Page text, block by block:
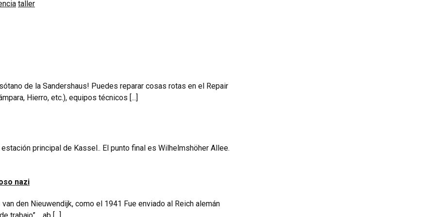
taller
de la Sandershaus! Puedes reparar cosas rotas en el Repair
Hierro, etc.), equipos técnicos [...]
principal de Kassel.. El punto final es Wilhelmshöher Allee.
nazi
den Nieuwendijk, como el 1941 Fue enviado al Reich alemán